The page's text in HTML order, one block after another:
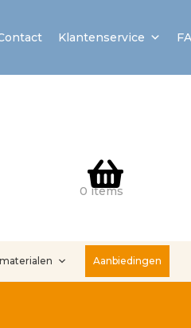
Klantenservice
0 items
Aanbiedingen